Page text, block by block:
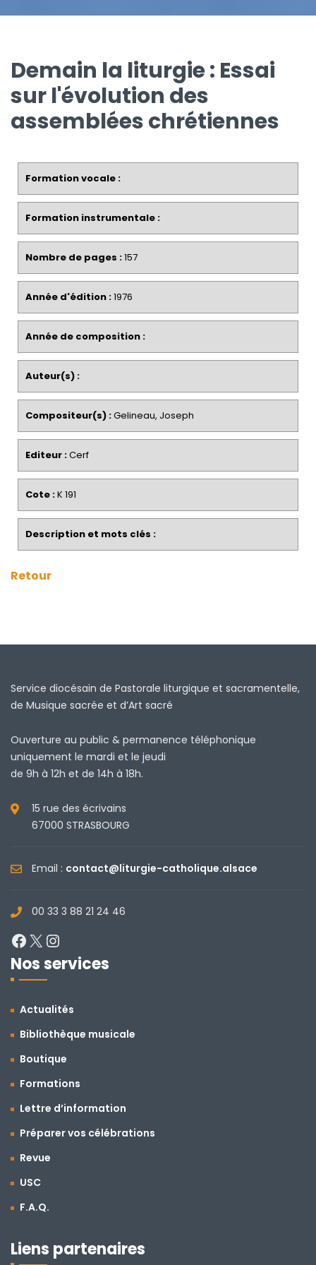
Demain la liturgie : Essai
sur l'évolution des
assemblées chrétiennes
Formation vocale :
Formation instrumentale :
Nombre de pages :157
Année d'édition :1976
Année de composition :
Auteur(s) :
Compositeur(s) :Gelineau, Joseph
Editeur :Cerf
Cote :K 191
Description et mots clés :
Retour
Service diocésain de Pastorale liturgique et sacramentelle,
de Musique sacrée et d’Art sacré
Ouverture au public & permanence téléphonique
uniquement le mardi et le jeudi
de 9h à 12h et de 14h à 18h.
15 rue des écrivains
67000 STRASBOURG
Email : contact@liturgie-catholique.alsace
00 33 3 88 21 24 46
Facebook
X
Nos services
Actualités
Bibliothèque musicale
Boutique
Formations
Lettre d’information
Préparer vos célébrations
Revue
USC
F.A.Q.
Liens partenaires